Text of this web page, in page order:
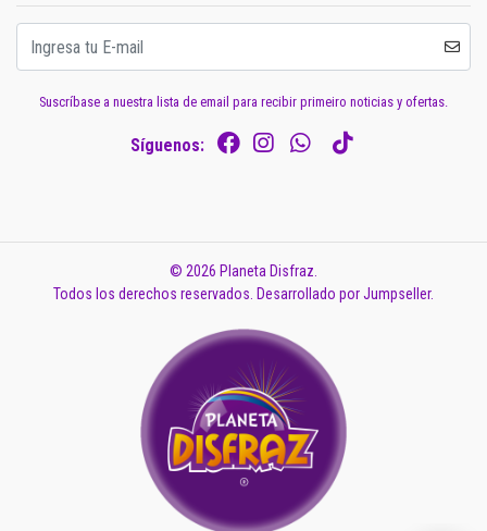
Suscríbase a nuestra lista de email para recibir primeiro noticias y ofertas.
Síguenos:
© 2026 Planeta Disfraz.
Todos los derechos reservados. Desarrollado por Jumpseller.